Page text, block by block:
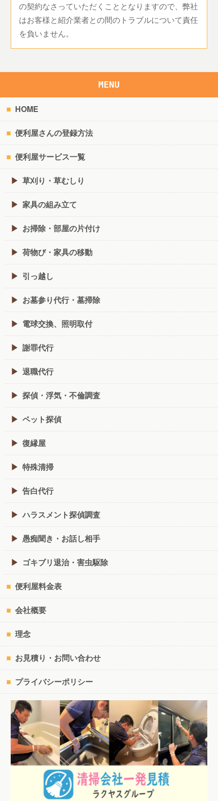
の契約なさっていただくこととなりますので、弊社
はお客様と紹介業者との間のトラブルについて責任
を負いません。
MENU
HOME
便利屋さんの登録方法
便利屋サービス一覧
草刈り・草むしり
家具の組み立て
お掃除・部屋の片付け
荷物び・家具の移動
引っ越し
お墓参り代行・墓掃除
電球交換、照明取付
謝罪代行
退職代行
探偵・浮気・不倫調査
ペット探偵
復縁屋
特殊清掃
告白代行
ハラスメント探偵調査
愚痴聞き・お話し相手
ゴキブリ退治・害虫駆除
便利屋料金表
会社概要
理念
お見積り・お問い合わせ
プライバシーポリシー